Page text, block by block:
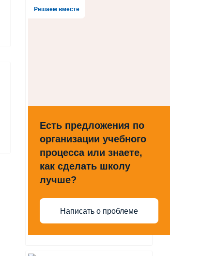
Решаем вместе
Есть предложения по
организации учебного
процесса или знаете,
как сделать школу
лучше?
Написать о проблеме